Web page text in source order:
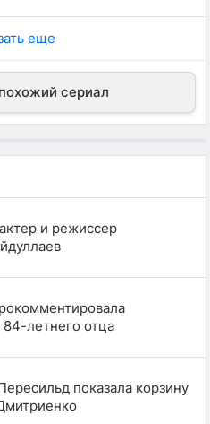
еще
сериал
и режиссер
летнего отца
показала корзину